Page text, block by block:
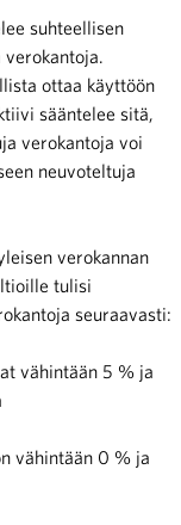
suhteellisen
ottaa käyttöön
sääntelee sitä,
verokantoja voi
neuvoteltuja
verokannan
tulisi
seuraavasti:
vähintään 5 % ja
vähintään 0 % ja